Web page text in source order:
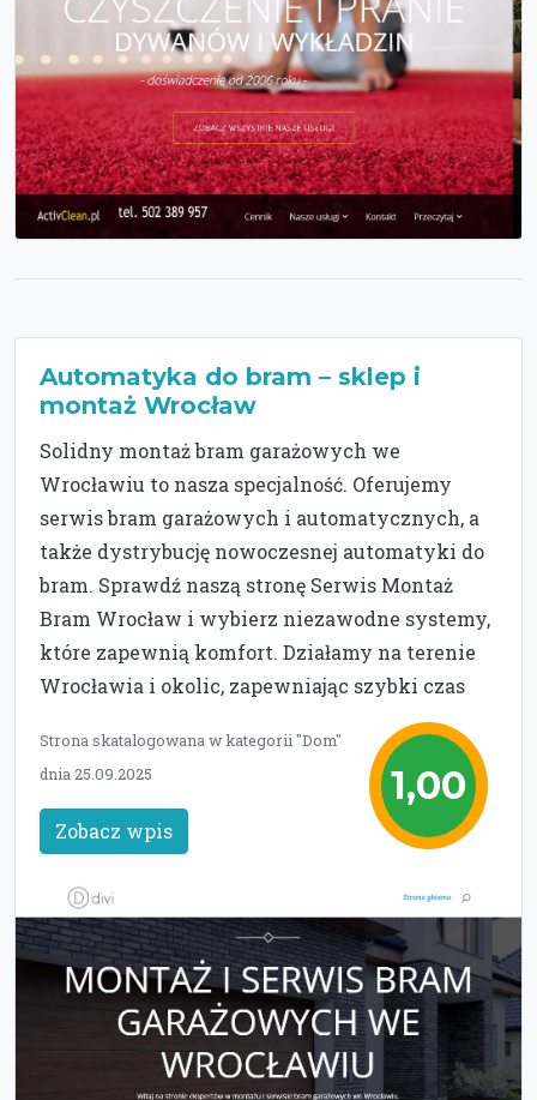
Automatyka do bram – sklep i
montaż Wrocław
Solidny montaż bram garażowych we
Wrocławiu to nasza specjalność. Oferujemy
serwis bram garażowych i automatycznych, a
także dystrybucję nowoczesnej automatyki do
bram. Sprawdź naszą stronę Serwis Montaż
Bram Wrocław i wybierz niezawodne systemy,
które zapewnią komfort. Działamy na terenie
Wrocławia i okolic, zapewniając szybki czas
1,00
Strona skatalogowana w kategorii "Dom"
dnia 25.09.2025
Zobacz wpis